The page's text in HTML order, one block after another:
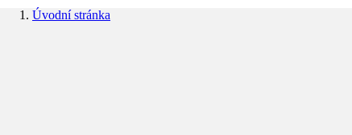
Úvodní stránka